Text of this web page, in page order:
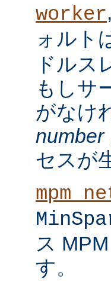
worker,
ォルト
ドルス
もしサ
がなけ
number
セスが
ス
す。